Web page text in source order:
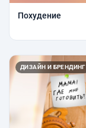
Похудение
ДИЗАЙН И БРЕНДИНГ